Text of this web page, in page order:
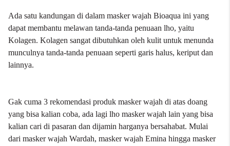
Ada satu kandungan di dalam masker wajah Bioaqua ini yang
dapat membantu melawan tanda-tanda penuaan lho, yaitu
Kolagen. Kolagen sangat dibutuhkan oleh kulit untuk menunda
munculnya tanda-tanda penuaan seperti garis halus, keriput dan
lainnya.
Gak cuma 3 rekomendasi produk masker wajah di atas doang
yang bisa kalian coba, ada lagi lho masker wajah lain yang bisa
kalian cari di pasaran dan dijamin harganya bersahabat. Mulai
dari masker wajah Wardah, masker wajah Emina hingga masker